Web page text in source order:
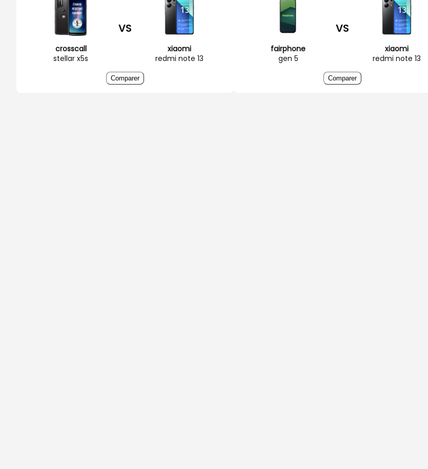
crosscall
stellar x5s
VS
xiaomi
redmi note 13
Comparer
fairphone
gen 5
VS
xiaomi
redmi note 13
Comparer